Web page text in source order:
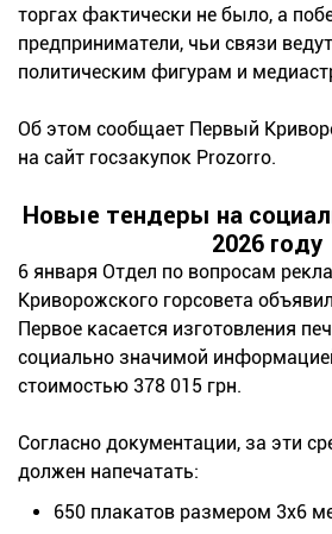
торгах фактически не было, а
предприниматели, чьи связи
политическим фигурам и
Об этом сообщает Первый
на сайт госзакупок Prozorro.
Новые тендеры на
2026 году
6 января Отдел по вопросам
Криворожского горсовета
Первое касается изготовления
социально значимой
стоимостью 378 015 грн.
Согласно документации, за эти
должен напечатать:
650 плакатов размером 3х6